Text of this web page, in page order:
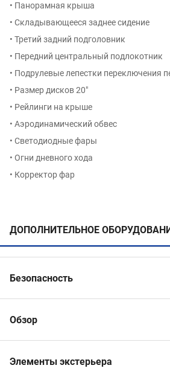
• Панорамная крыша
• Складывающееся заднее сидение
• Третий задний подголовник
• Передний центральный подлокотник
• Подрулевые лепестки переключения
• Размер дисков 20″
• Рейлинги на крыше
• Аэродинамический обвес
• Светодиодные фары
• Огни дневного хода
• Корректор фар
ДОПОЛНИТЕЛЬНОЕ
Безопасность
Подушка безопасности
Подушки безопасности боковые
Подушки безопасности боковые
Обзор
Автоматический корректор фар
Элементы экстерьера